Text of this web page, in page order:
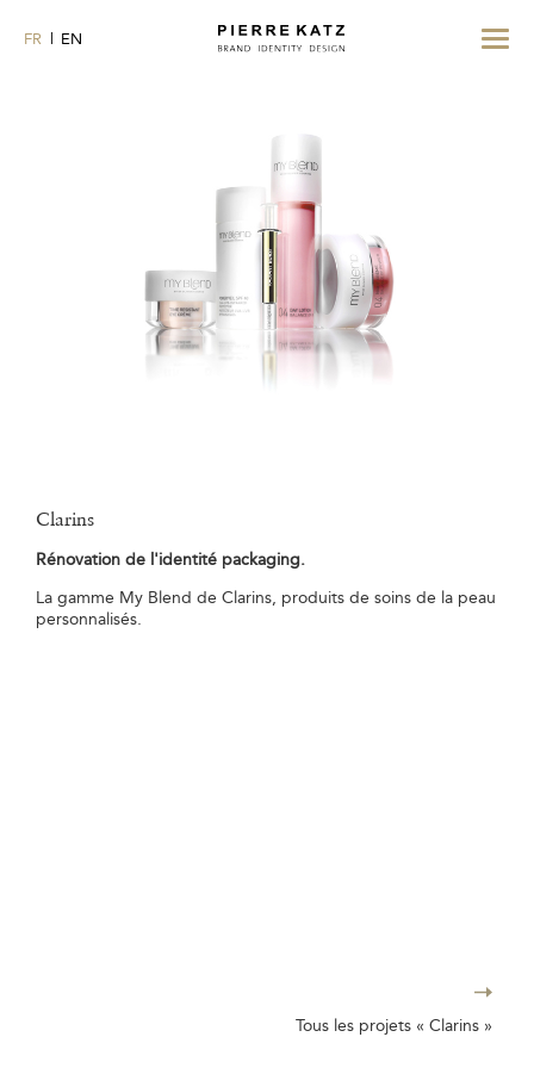
FR EN
Toggle
Clarins
Rénovation de l'identité packaging.
La gamme My Blend de Clarins, produits de soins de la peau
personnalisés.
Tous les projets « Clarins »